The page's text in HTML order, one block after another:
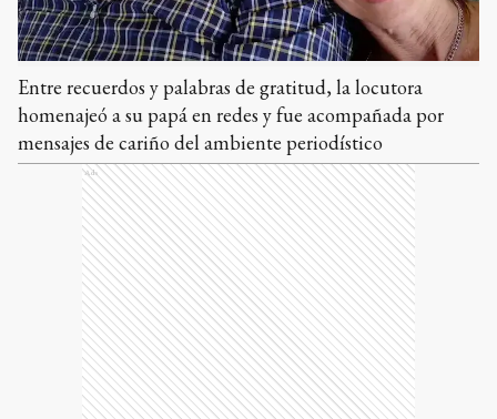
Entre recuerdos y palabras de gratitud, la locutora
homenajeó a su papá en redes y fue acompañada por
mensajes de cariño del ambiente periodístico
Ads